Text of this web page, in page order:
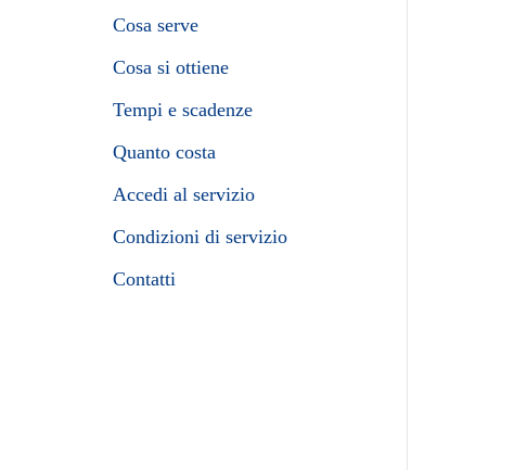
Cosa serve
Cosa si ottiene
Tempi e scadenze
Quanto costa
Accedi al servizio
Condizioni di servizio
Contatti